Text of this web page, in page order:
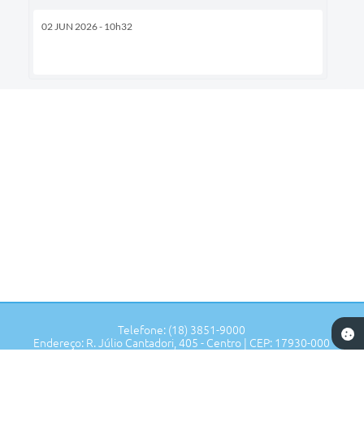
02 JUN 2026 - 10h32
Telefone: (18) 3851-9000
Endereço: R. Júlio Cantadori, 405 - Centro | CEP: 17930-000